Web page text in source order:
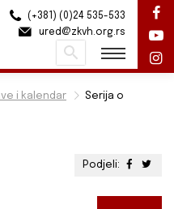
i kalendar
Serija o
Podjeli:
(+381) (0)24 535-533
ured@zkvh.org.rs
Pretraži